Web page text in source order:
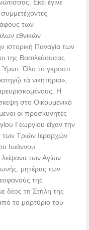
Εκεί έγινε
των
εθνικών
ιστορική Παναγία των
της Βασιλεύουσας
Ύμνο. Όλο το γκρουπ
τὰ νικητήρια»,
Η
στο Οικουμενικό
οι προσκυνητές
Γεωργίου είχαν την
των Τριών Ιεραρχών
Ιωάννου
των Αγίων
μητέρας των
της
δέος τη Στήλη της
το μαρτύριο του